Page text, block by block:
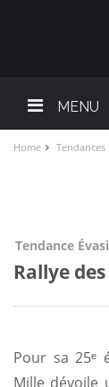
MENU
Home
Tendance
Rallye
Pour sa 25ᵉ
Mille dévoile